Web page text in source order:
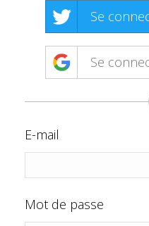
Se
Se
E-mail
Mot de passe